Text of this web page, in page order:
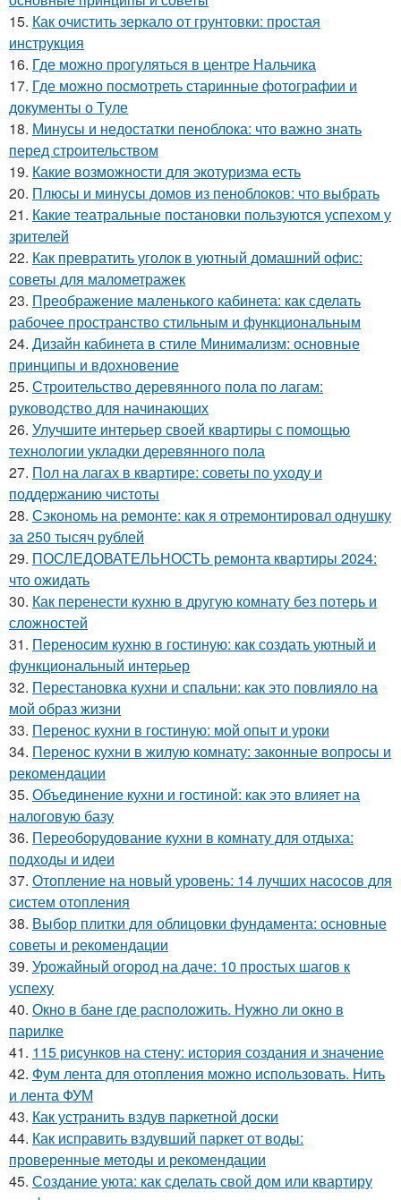
15. Как очистить зеркало от грунтовки: простая
инструкция
16. Где можно прогуляться в центре Нальчика
17. Где можно посмотреть старинные фотографии и
документы о Туле
18. Минусы и недостатки пеноблока: что важно знать
перед строительством
19. Какие возможности для экотуризма есть
20. Плюсы и минусы домов из пеноблоков: что выбрать
21. Какие театральные постановки пользуются успехом у
зрителей
22. Как превратить уголок в уютный домашний офис:
советы для малометражек
23. Преображение маленького кабинета: как сделать
рабочее пространство стильным и функциональным
24. Дизайн кабинета в стиле Минимализм: основные
принципы и вдохновение
25. Строительство деревянного пола по лагам:
руководство для начинающих
26. Улучшите интерьер своей квартиры с помощью
технологии укладки деревянного пола
27. Пол на лагах в квартире: советы по уходу и
поддержанию чистоты
28. Сэкономь на ремонте: как я отремонтировал однушку
за 250 тысяч рублей
29. ПОСЛЕДОВАТЕЛЬНОСТЬ ремонта квартиры 2024:
что ожидать
30. Как перенести кухню в другую комнату без потерь и
сложностей
31. Переносим кухню в гостиную: как создать уютный и
функциональный интерьер
32. Перестановка кухни и спальни: как это повлияло на
мой образ жизни
33. Перенос кухни в гостиную: мой опыт и уроки
34. Перенос кухни в жилую комнату: законные вопросы и
рекомендации
35. Объединение кухни и гостиной: как это влияет на
налоговую базу
36. Переоборудование кухни в комнату для отдыха:
подходы и идеи
37. Отопление на новый уровень: 14 лучших насосов для
систем отопления
38. Выбор плитки для облицовки фундамента: основные
советы и рекомендации
39. Урожайный огород на даче: 10 простых шагов к
успеху
40. Окно в бане где расположить. Нужно ли окно в
парилке
41. 115 рисунков на стену: история создания и значение
42. Фум лента для отопления можно использовать. Нить
и лента ФУМ
43. Как устранить вздув паркетной доски
44. Как исправить вздувший паркет от воды:
проверенные методы и рекомендации
45. Создание уюта: как сделать свой дом или квартиру